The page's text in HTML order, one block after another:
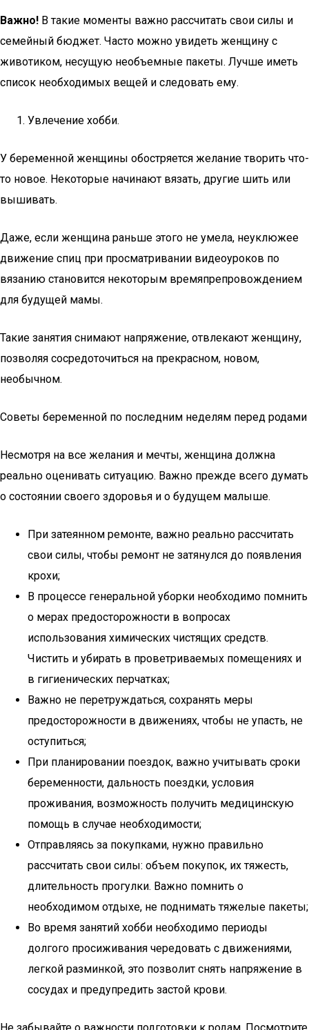
Важно! В такие моменты важно рассчитать свои силы и
семейный бюджет. Часто можно увидеть женщину с
животиком, несущую необъемные пакеты. Лучше иметь
список необходимых вещей и следовать ему.
Увлечение хобби.
У беременной женщины обостряется желание творить что-
то новое. Некоторые начинают вязать, другие шить или
вышивать.
Даже, если женщина раньше этого не умела, неуклюжее
движение спиц при просматривании видеоуроков по
вязанию становится некоторым времяпрепровождением
для будущей мамы.
Такие занятия снимают напряжение, отвлекают женщину,
позволяя сосредоточиться на прекрасном, новом,
необычном.
Советы беременной по последним неделям перед родами
Несмотря на все желания и мечты, женщина должна
реально оценивать ситуацию. Важно прежде всего думать
о состоянии своего здоровья и о будущем малыше.
При затеянном ремонте, важно реально рассчитать
свои силы, чтобы ремонт не затянулся до появления
крохи;
В процессе генеральной уборки необходимо помнить
о мерах предосторожности в вопросах
использования химических чистящих средств.
Чистить и убирать в проветриваемых помещениях и
в гигиенических перчатках;
Важно не перетруждаться, сохранять меры
предосторожности в движениях, чтобы не упасть, не
оступиться;
При планировании поездок, важно учитывать сроки
беременности, дальность поездки, условия
проживания, возможность получить медицинскую
помощь в случае необходимости;
Отправляясь за покупками, нужно правильно
рассчитать свои силы: объем покупок, их тяжесть,
длительность прогулки. Важно помнить о
необходимом отдыхе, не поднимать тяжелые пакеты;
Во время занятий хобби необходимо периоды
долгого просиживания чередовать с движениями,
легкой разминкой, это позволит снять напряжение в
сосудах и предупредить застой крови.